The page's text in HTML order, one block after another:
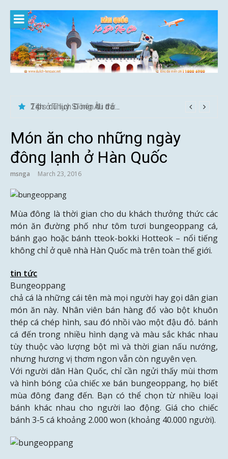
content
24h ở Thụy Sĩ nên đi đâu, chơi gì?
Món ăn cho những ngày
đông lạnh ở Hàn Quốc
msnga March 23, 2016
Mùa đông là thời gian cho du khách thưởng thức các
món ăn đường phố như tôm tươi bungeoppang cá,
bánh gạo hoặc bánh tteok-bokki Hotteok – nổi tiếng
không chỉ ở quê nhà Hàn Quốc mà trên toàn thế giới.
tin tức
Bungeoppang
chả cá là những cái tên mà mọi người hay gọi dân gian
món ăn này. Nhân viên bán hàng đổ vào bột khuôn
thép cá chép hình, sau đó nhồi vào một đậu đỏ. bánh
cá đến trong nhiều hình dạng và màu sắc khác nhau
tùy thuộc vào lượng bột mì và thời gian nấu nướng,
nhưng hương vị thơm ngon vẫn còn nguyên vẹn.
Với người dân Hàn Quốc, chỉ cần ngửi thấy mùi thơm
và hình bóng của chiếc xe bán bungeoppang, họ biết
mùa đông đang đến. Bạn có thể chọn từ nhiều loại
bánh khác nhau cho người lao động. Giá cho chiếc
bánh 3-5 cá khoảng 2.000 won (khoảng 40.000 người).